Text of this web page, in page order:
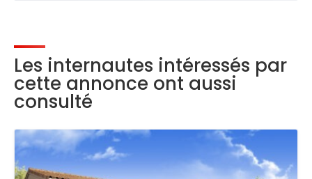
Les internautes intéressés par
cette annonce ont aussi
consulté